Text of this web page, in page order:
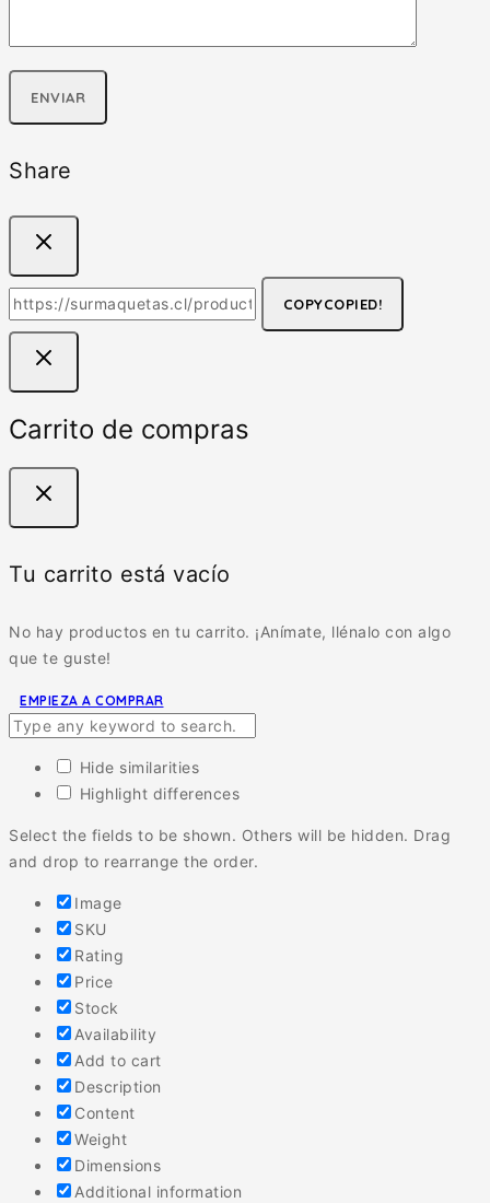
Share
COPYCOPIED!
Carrito de compras
Tu carrito está vacío
No hay productos en tu carrito. ¡Anímate, llénalo con algo
que te guste!
EMPIEZA A COMPRAR
Hide similarities
Highlight differences
Select the fields to be shown. Others will be hidden. Drag
and drop to rearrange the order.
Image
SKU
Rating
Price
Stock
Availability
Add to cart
Description
Content
Weight
Dimensions
Additional information